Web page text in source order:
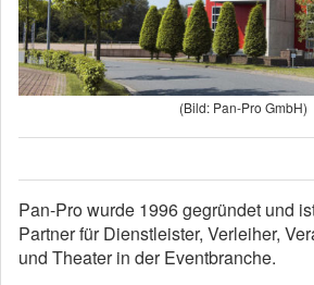
(Bild: Pan-Pro GmbH)
Pan-Pro wurde 1996 gegründet und
Partner für Dienstleister, Verleiher,
und Theater in der Eventbranche.